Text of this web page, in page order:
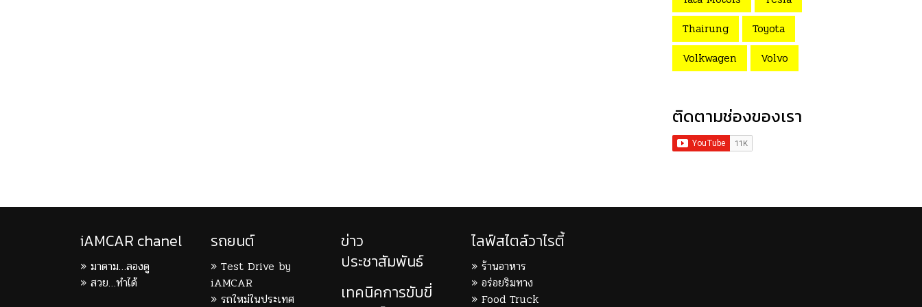
Thairung
Toyota
Volkwagen
Volvo
ติดตามช่องของเรา
iAMCAR chanel
มาดาม…ลองดู
สวย…ทำได้
รถยนต์
Test Drive by
iAMCAR
รถใหม่ในประเทศ
ข่าว
ประชาสัมพันธ์
เทคนิคการขับขี่
ไลฟ์สไตล์วาไรตี้
ร้านอาหาร
อร่อยริมทาง
Food Truck